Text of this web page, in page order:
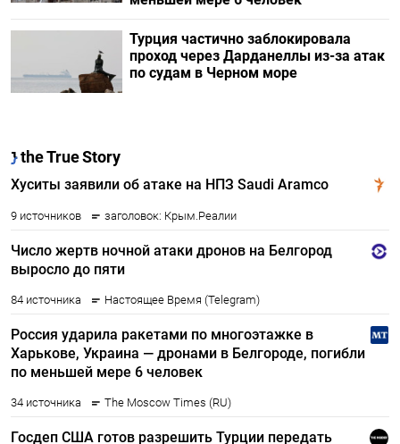
Турция частично заблокировала
проход через Дарданеллы из-за атак
по судам в Черном море